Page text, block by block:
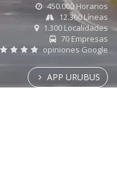
450.000 Horarios
12.300 Líneas
1.300 Localidades
70 Empresas
opiniones Google
APP URUBUS